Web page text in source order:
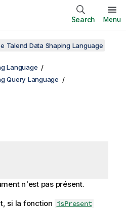
Search Menu
Talend Data Shaping Language
Language
Query Language
n'est pas présent.
si la fonction isPresent